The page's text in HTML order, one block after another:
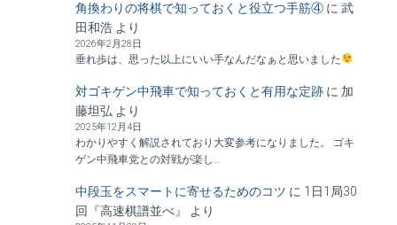
角換わりの将棋で知っておくと役立つ手筋④ に 武
田和浩 より
2026年2月28日
垂れ歩は、思った以上にいい手なんだなぁと思いました
対ゴキゲン中飛車で知っておくと有用な定跡 に 加
藤坦弘 より
2025年12月4日
わかりやすく解説されており大変参考になりました。 ゴキ
ゲン中飛車党との対戦が楽し…
中段玉をスマートに寄せるためのコツ に 1日1局30
回『高速棋譜並べ』
より